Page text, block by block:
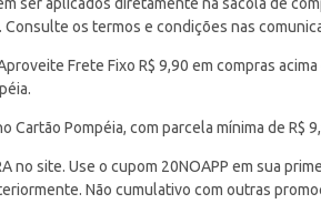
ser aplicados diretamente na sacola de
os termos e condições nas
Frete Fixo R$ 9,90 em compras
Cartão Pompéia, com parcela mínima de R$
no site. Use o cupom 20NOAPP em sua
Não cumulativo com outras